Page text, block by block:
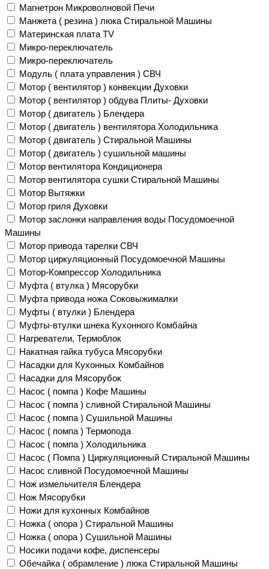
Магнетрон Микроволновой Печи
Манжета ( резина ) люка Стиральной Машины
Материнская плата TV
Микро-переключатель
Микро-переключатель
Модуль ( плата управления ) СВЧ
Мотор ( вентилятор ) конвекции Духовки
Мотор ( вентилятор ) обдува Плиты- Духовки
Мотор ( двигатель ) Блендера
Мотор ( двигатель ) вентилятора Холодильника
Мотор ( двигатель ) Стиральной Машины
Мотор ( двигатель ) сушильной машины
Мотор вентилятора Кондиционера
Мотор вентилятора сушки Стиральной Машины
Мотор Вытяжки
Мотор гриля Духовки
Мотор заслонки направления воды Посудомоечной
Машины
Мотор привода тарелки СВЧ
Мотор циркуляционный Посудомоечной Машины
Мотор-Компрессор Холодильника
Муфта ( втулка ) Мясорубки
Муфта привода ножа Соковыжималки
Муфты ( втулки ) Блендера
Муфты-втулки шнека Кухонного Комбайна
Нагреватели, Термоблок
Накатная гайка тубуса Мясорубки
Насадки для Кухонных Комбайнов
Насадки для Мясорубок
Насос ( помпа ) Кофе Машины
Насос ( помпа ) сливной Стиральной Машины
Насос ( помпа ) Сушильной Машины
Насос ( помпа ) Термопода
Насос ( помпа ) Холодильника
Насос ( Помпа ) Циркуляционный Стиральной Машины
Насос сливной Посудомоечной Машины
Нож измельчителя Блендера
Нож Мясорубки
Ножи для кухонных Комбайнов
Ножка ( опора ) Стиральной Машины
Ножка ( опора ) Сушильной Машины
Носики подачи кофе, диспенсеры
Обечайка ( обрамление ) люка Стиральной Машины